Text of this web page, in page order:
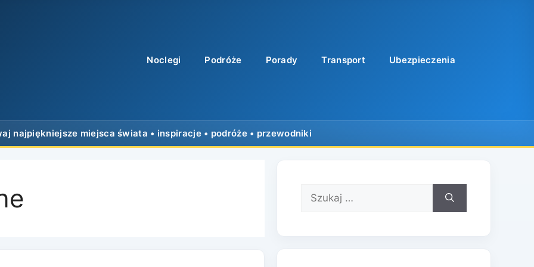
Noclegi Podróże Porady Transport Ubezpieczenia
Szukaj: